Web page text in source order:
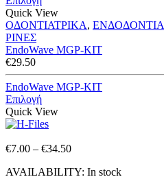
Quick View
ΟΔΟΝΤΙΑΤΡΙΚΑ, ΕΝΔΟΔΟΝΤΙΑ
ΡΙΝΕΣ
EndoWave MGP-KIT
€29.50
EndoWave MGP-KIT
Επιλογή
Quick View
€7.00 – €34.50Price
€7.00
AVAILABILITY: In stock